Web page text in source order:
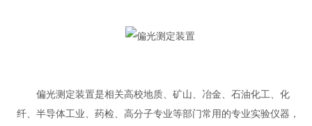
偏光测定装置是相关高校地质、矿山、冶金、石油化工、化
纤、半导体工业、药检、高分子专业等部门常用的专业实验仪器，